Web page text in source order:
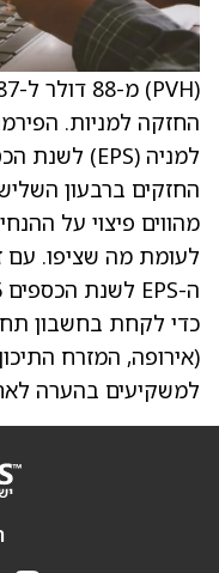
החזקה למניות.
החזקים ברבעון
מהווים פיצוי על
לעומת מה שציפו. עם
(אירופה, המזרח
למשקיעים בהערה